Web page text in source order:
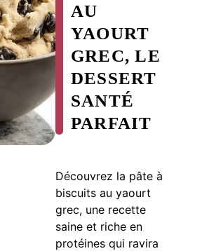
AU
YAOURT
GREC, LE
DESSERT
SANTÉ
PARFAIT
Découvrez la pâte à
biscuits au yaourt
grec, une recette
saine et riche en
protéines qui ravira